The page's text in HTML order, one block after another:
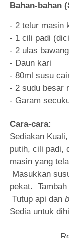
Bahan-bahan
- 2 telur masin
- 1 cili padi
- 2 ulas
- Daun kari
- 80ml susu
- 2 sudu besar
- Garam
Cara-cara:
Sediakan
putih, cili padi,
masin yang
Masukkan
pekat.
Tutup api dan
Sedia untuk